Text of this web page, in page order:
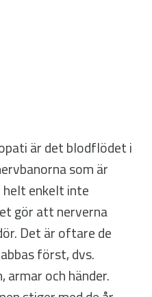
är det blodflödet i
som är
enkelt inte
gör att nerverna
Det är oftare de
först, dvs.
armar och händer.